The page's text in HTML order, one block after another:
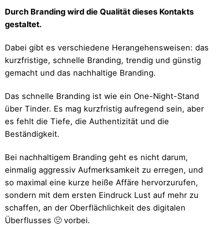
Durch Branding wird die Qualität dieses Kontakts
gestaltet.
Dabei gibt es verschiedene Herangehensweisen: das
kurzfristige, schnelle Branding, trendig und günstig
gemacht und das nachhaltige Branding.
Das schnelle Branding ist wie ein One-Night-Stand
über Tinder. Es mag kurzfristig aufregend sein, aber
es fehlt die Tiefe, die Authentizität und die
Beständigkeit.
Bei nachhaltigem Branding geht es nicht darum,
einmalig aggressiv Aufmerksamkeit zu erregen, und
so maximal eine kurze heiße Affäre hervorzurufen,
sondern mit dem ersten Eindruck Lust auf mehr zu
schaffen, an der Oberflächlichkeit des digitalen
Überflusses 🤢 vorbei.